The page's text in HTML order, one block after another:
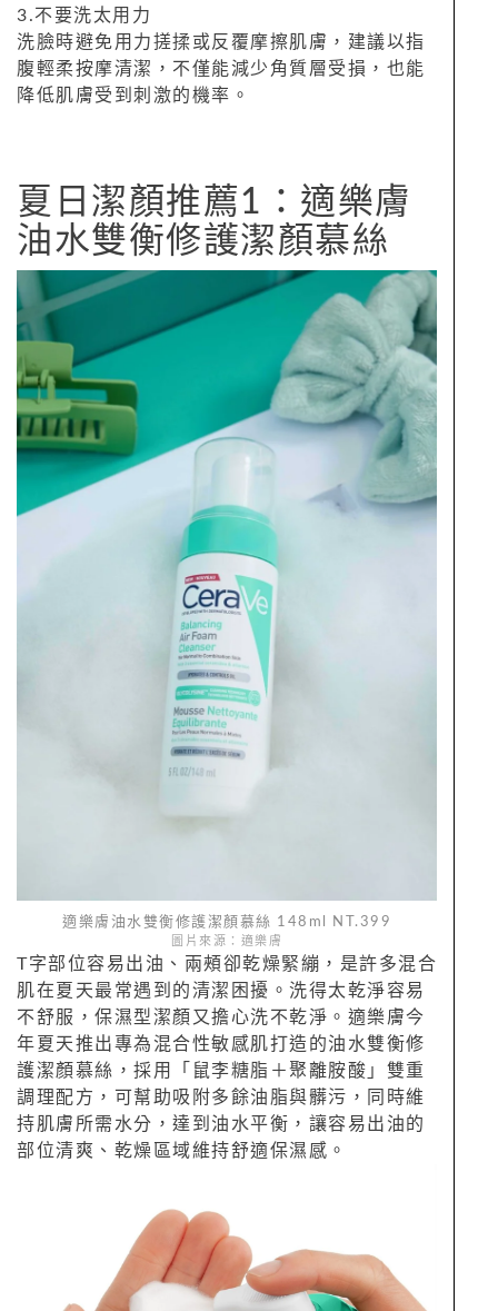
3.不要洗太用力
洗臉時避免用力搓揉或反覆摩擦肌膚，建議以指
腹輕柔按摩清潔，不僅能減少角質層受損，也能
降低肌膚受到刺激的機率。
夏日潔顏推薦1：適樂膚
油水雙衡修護潔顏慕絲
適樂膚油水雙衡修護潔顏慕絲 148ml NT.399
圖片來源：適樂膚
T字部位容易出油、兩頰卻乾燥緊繃，是許多混合
肌在夏天最常遇到的清潔困擾。洗得太乾淨容易
不舒服，保濕型潔顏又擔心洗不乾淨。適樂膚今
年夏天推出專為混合性敏感肌打造的油水雙衡修
護潔顏慕絲，採用「鼠李糖脂＋聚離胺酸」雙重
調理配方，可幫助吸附多餘油脂與髒污，同時維
持肌膚所需水分，達到油水平衡，讓容易出油的
部位清爽、乾燥區域維持舒適保濕感。